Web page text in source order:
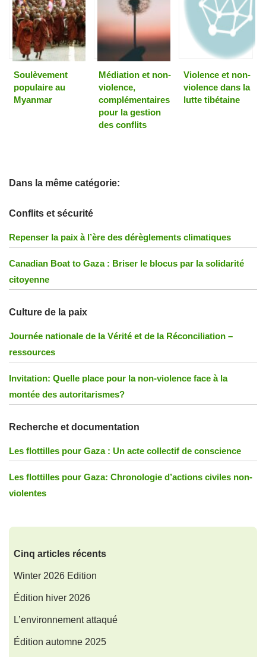
Soulèvement
populaire au
Myanmar
Médiation et non-
violence,
complémentaires
pour la gestion
des conflits
Violence et non-
violence dans la
lutte tibétaine
Dans la même catégorie:
Conflits et sécurité
Repenser la paix à l’ère des dérèglements climatiques
Canadian Boat to Gaza : Briser le blocus par la solidarité
citoyenne
Culture de la paix
Journée nationale de la Vérité et de la Réconciliation –
ressources
Invitation: Quelle place pour la non-violence face à la
montée des autoritarismes?
Recherche et documentation
Les flottilles pour Gaza : Un acte collectif de conscience
Les flottilles pour Gaza: Chronologie d’actions civiles non-
violentes
Cinq articles récents
Winter 2026 Edition
Édition hiver 2026
L’environnement attaqué
Édition automne 2025